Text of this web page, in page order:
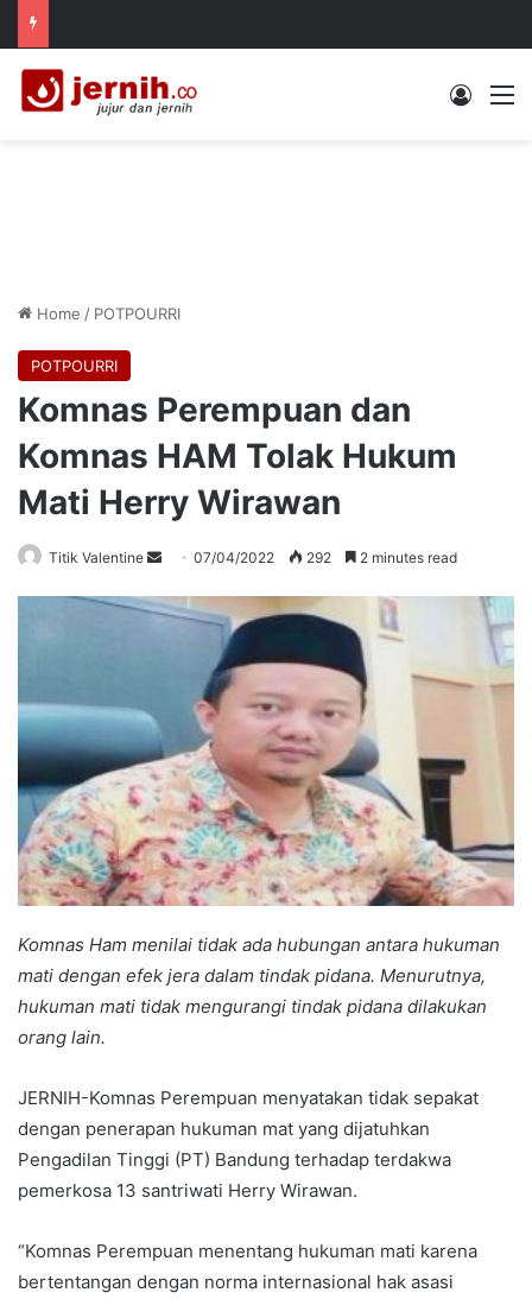
Log In
Home / POTPOURRI
POTPOURRI
Komnas Perempuan dan
Komnas HAM Tolak Hukum
Mati Herry Wirawan
Titik Valentine
Send
email
07/04/2022 292 2 minutes read
Komnas Ham menilai tidak ada hubungan antara hukuman
mati dengan efek jera dalam tindak pidana. Menurutnya,
hukuman mati tidak mengurangi tindak pidana dilakukan
orang lain.
JERNIH-Komnas Perempuan menyatakan tidak sepakat
dengan penerapan hukuman mat yang dijatuhkan
Pengadilan Tinggi (PT) Bandung terhadap terdakwa
pemerkosa 13 santriwati Herry Wirawan.
“Komnas Perempuan menentang hukuman mati karena
bertentangan dengan norma internasional hak asasi